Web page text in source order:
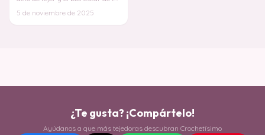
arte
5 de noviembre de 2025
¿Te gusta? ¡Compártelo!
Ayúdanos a que más tejedoras descubran Crochetísimo